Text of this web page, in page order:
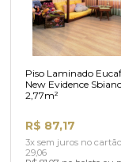
Piso Laminado
New Evidence
2,77m²
3x sem juros no cartão
29,06
R$ 81,07 no boleto ou